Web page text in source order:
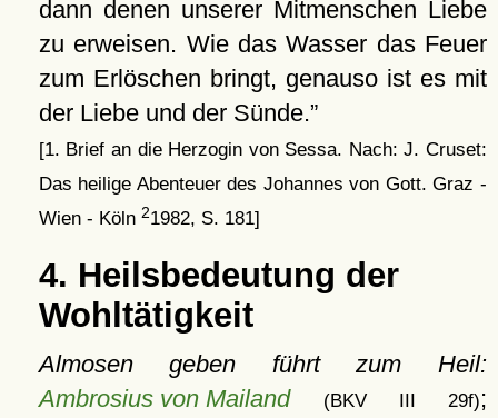
dann denen unserer Mitmenschen Liebe
zu erweisen. Wie das Wasser das Feuer
zum Erlöschen bringt, genauso ist es mit
der Liebe und der Sünde.
[1. Brief an die Herzogin von Sessa. Nach: J. Cruset:
Das heilige Abenteuer des Johannes von Gott. Graz -
Wien - Köln 21982, S. 181]
4. Heilsbedeutung der
Wohltätigkeit
Almosen geben führt zum Heil:
Ambrosius von Mailand
(BKV III 29f);